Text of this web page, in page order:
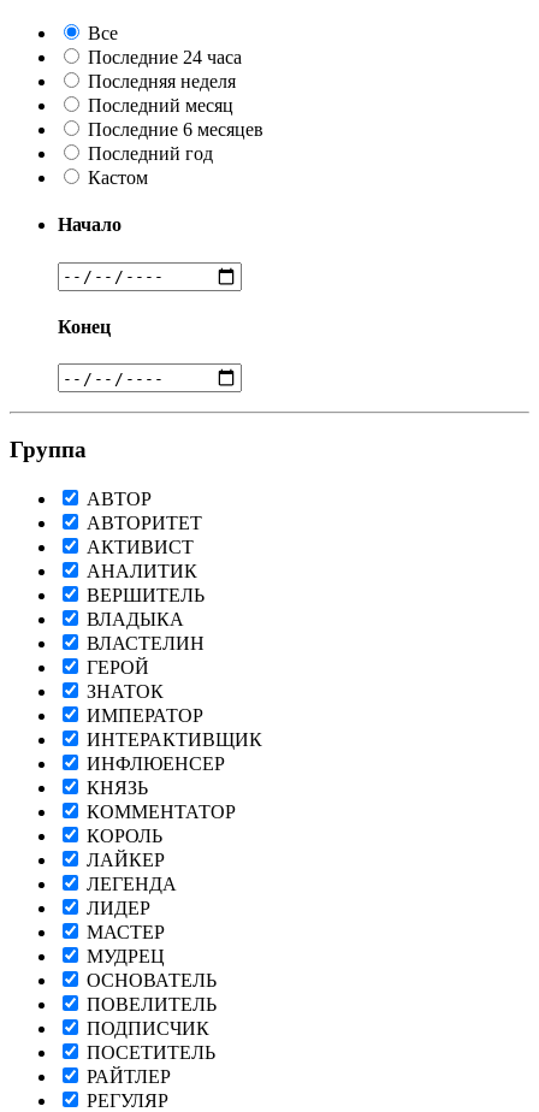
Все
Последние 24 часа
Последняя неделя
Последний месяц
Последние 6 месяцев
Последний год
Кастом
Начало
Конец
Группа
АВТОР
АВТОРИТЕТ
АКТИВИСТ
АНАЛИТИК
ВЕРШИТЕЛЬ
ВЛАДЫКА
ВЛАСТЕЛИН
ГЕРОЙ
ЗНАТОК
ИМПЕРАТОР
ИНТЕРАКТИВЩИК
ИНФЛЮЕНСЕР
КНЯЗЬ
КОММЕНТАТОР
КОРОЛЬ
ЛАЙКЕР
ЛЕГЕНДА
ЛИДЕР
МАСТЕР
МУДРЕЦ
ОСНОВАТЕЛЬ
ПОВЕЛИТЕЛЬ
ПОДПИСЧИК
ПОСЕТИТЕЛЬ
РАЙТЛЕР
РЕГУЛЯР